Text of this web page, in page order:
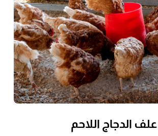
علف الدجاج اللاحم